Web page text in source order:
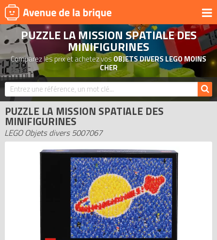
UNIVERS
PRODUITS DÉRIVÉS
NOUVEAUTÉS
LEGO 2026
BONS PLANS
ASSOCIATIONS DE FANS
EXPOSITIONS LEGO
LEGO LES PLUS CHERS
DERNIERS LEGO AJOUTÉS
PUZZLE LA MISSION SPATIALE DES
MINIFIGURINES
Comparez les prix et achetez vosOBJETS DIVERS LEGO MOINS
CHER
PUZZLE LA MISSION SPATIALE DES
MINIFIGURINES
LEGO Objets divers 5007067